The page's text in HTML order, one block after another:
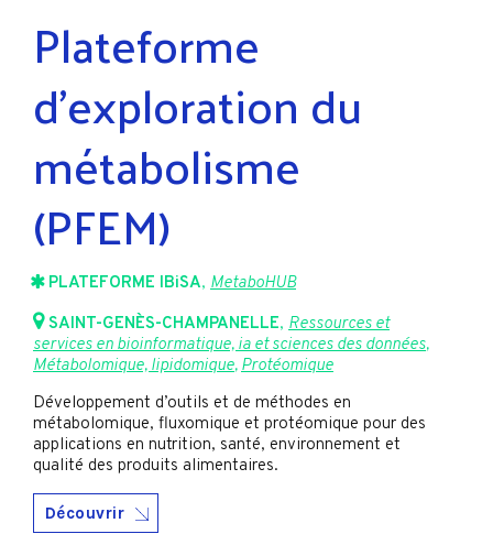
Plateforme
d’exploration du
métabolisme
(PFEM)
PLATEFORME IBiSA, MetaboHUB
SAINT-GENÈS-CHAMPANELLE, Ressources et
services en bioinformatique, ia et sciences des données,
Métabolomique, lipidomique, Protéomique
Développement d’outils et de méthodes en
métabolomique, fluxomique et protéomique pour des
applications en nutrition, santé, environnement et
qualité des produits alimentaires.
Découvrir